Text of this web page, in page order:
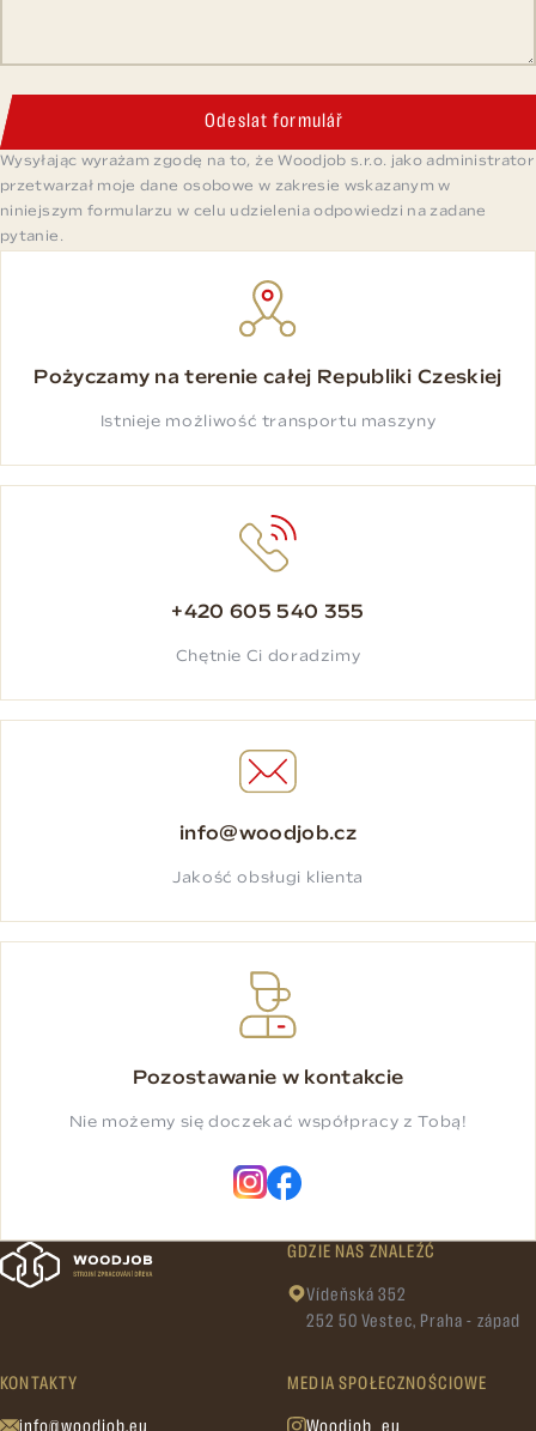
Odeslat formulář
Wysyłając wyrażam zgodę na to, że Woodjob s.r.o. jako administrator
przetwarzał moje dane osobowe w zakresie wskazanym w
niniejszym formularzu w celu udzielenia odpowiedzi na zadane
pytanie.
Pożyczamy na terenie całej Republiki Czeskiej
Istnieje możliwość transportu maszyny
+420 605 540 355
Chętnie Ci doradzimy
info@woodjob.cz
Jakość obsługi klienta
Pozostawanie w kontakcie
Nie możemy się doczekać współpracy z Tobą!
GDZIE NAS ZNALEŹĆ
Vídeňská 352
252 50 Vestec, Praha - západ
KONTAKTY
info@woodjob.eu
MEDIA SPOŁECZNOŚCIOWE
Woodjob_eu